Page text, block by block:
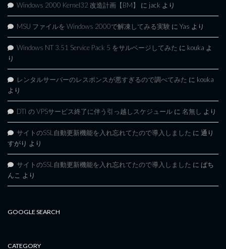
Windows 2000 Kernel32 改造計画【BM】 に jack より
MSU ファイルを Windows 2000で解凍してみる実験 に Yas より
Windows NT 3.51 Service Pack 5 をサルベージしてみた に kouka よ
り
レンタルサーバーのレスポンスが悪すぎるので調べてみた に kouka
より
DTI の VPSサービス終了に伴う引っ越しスケジュール に 名無し より
サイトのSSL自動更新機能を入れ忘れてたので導入しました に 通り
すがり より
サイトのSSL自動更新機能を入れ忘れてたので導入しました に ぱち
んこ より
GOOGLE SEARCH
CATEGORY